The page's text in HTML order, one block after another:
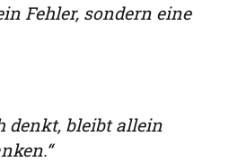
Fehler, sondern eine
denkt, bleibt allein